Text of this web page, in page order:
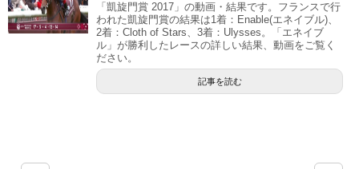
「凱旋門賞 2017」の動画・結果です。フランスで行
われた凱旋門賞の結果は1着：Enable(エネイブル)、
2着：Cloth of Stars、3着：Ulysses。「エネイブ
ル」が勝利したレースの詳しい結果、動画をご覧く
ださい。
記事を読む